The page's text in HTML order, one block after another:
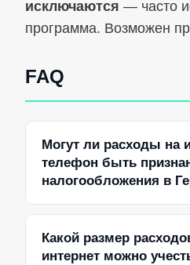
исключаются — часто
программа. Возможен
FAQ
Могут ли расходы на
телефон быть
налогообложения в
Какой размер
интернет можно